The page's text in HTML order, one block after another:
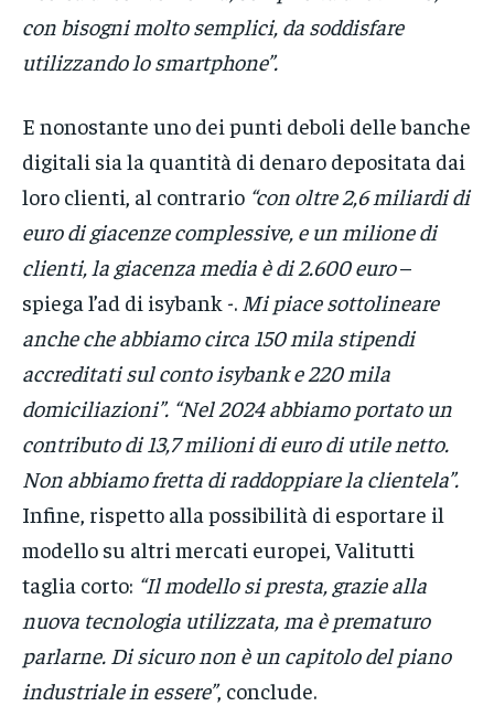
con bisogni molto semplici, da soddisfare
utilizzando lo smartphone”.
E nonostante uno dei punti deboli delle banche
digitali sia la quantità di denaro depositata dai
loro clienti, al contrario “con oltre 2,6 miliardi di
euro di giacenze complessive, e un milione di
clienti, la giacenza media è di 2.600 euro–
spiega l’ad di isybank -. Mi piace sottolineare
anche che abbiamo circa 150 mila stipendi
accreditati sul conto isybank e 220 mila
domiciliazioni”. “Nel 2024 abbiamo portato un
contributo di 13,7 milioni di euro di utile netto.
Non abbiamo fretta di raddoppiare la clientela”.
Infine, rispetto alla possibilità di esportare il
modello su altri mercati europei, Valitutti
taglia corto: “Il modello si presta, grazie alla
nuova tecnologia utilizzata, ma è prematuro
parlarne. Di sicuro non è un capitolo del piano
industriale in essere”, conclude.